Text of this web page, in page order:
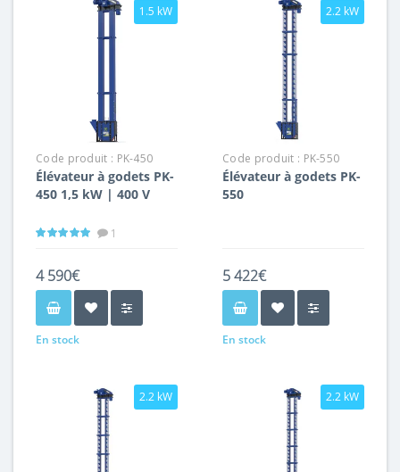
1.5 kW
Code produit : PK-450
Élévateur à godets PK-
450 1,5 kW | 400 V
1
4 590€
En stock
2.2 kW
Code produit : PK-550
Élévateur à godets PK-
550
5 422€
En stock
2.2 kW 2.2 kW